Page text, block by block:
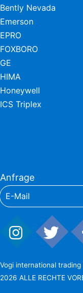
Bently Nevada
Emerson
EPRO
FOXBORO
GE
HIMA
Honeywell
ICS Triplex
Anfrage
Vogi international trading
2026 ALLE RECHTE